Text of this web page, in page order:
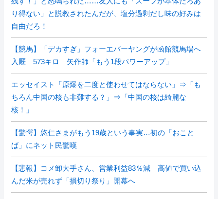
り得ない」と説教されたんだが、塩分過剰だし味の好みは
自由だろ！
【競馬】「デカすぎ」フォーエバーヤングが函館競馬場へ
入厩 573キロ 矢作師「もう1段パワーアップ」
エッセイスト「原爆を二度と使わせてはならない」⇒「も
ちろん中国の核も非難する？」⇒「中国の核は綺麗な
核！」
【驚愕】悠仁さまがもう19歳という事実…初の「おこと
ば」にネット民驚嘆
【悲報】コメ卸大手さん、営業利益83％減 高値で買い込
んだ米が売れず「損切り祭り」開幕へ